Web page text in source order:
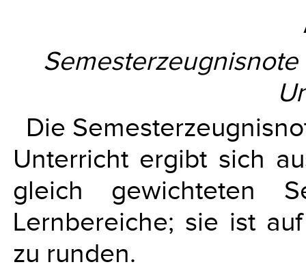
Die
Unterricht ergibt sich
gleich gewichteten
Lernbereiche; sie ist
zu runden.